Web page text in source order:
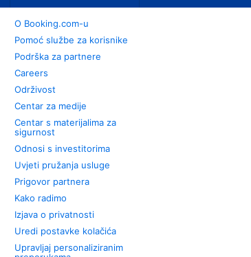
O Booking.com-u
Pomoć službe za korisnike
Podrška za partnere
Careers
Održivost
Centar za medije
Centar s materijalima za
sigurnost
Odnosi s investitorima
Uvjeti pružanja usluge
Prigovor partnera
Kako radimo
Izjava o privatnosti
Uredi postavke kolačića
Upravljaj personaliziranim